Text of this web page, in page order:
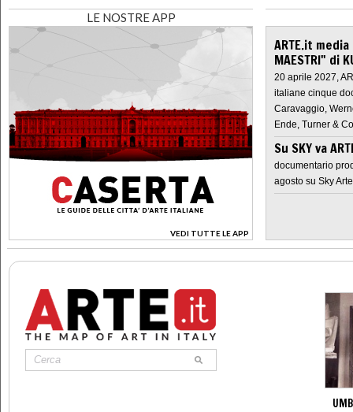
LE NOSTRE APP
VEDI TUTTE LE APP
>
ARTE.it
MAESTRI" di
20 aprile 2027,
italiane cinque
Caravaggio,
Ende, Turner &
Su SKY va
documentario
agosto su Sky Arte